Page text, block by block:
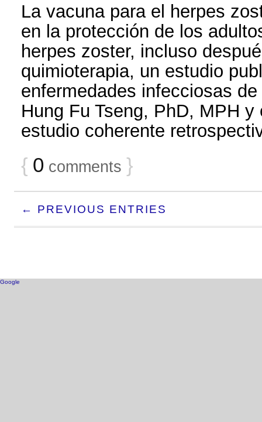
La vacuna para el herpes
en la protección de los
herpes zoster, incluso
quimioterapia, un estudio
enfermedades infecciosas
Hung Fu Tseng, PhD, MPH
estudio coherente
{ 0 comments }
← PREVIOUS ENTRIES
Google